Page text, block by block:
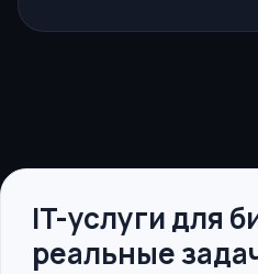
IT-услуги для
реальные